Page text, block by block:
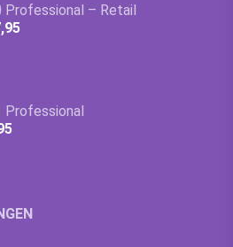
Professional – Retail
Professional